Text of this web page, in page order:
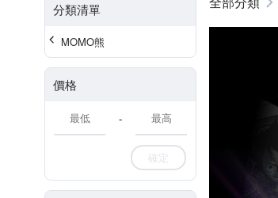
分類清單
MOMO熊
價格
-
確定